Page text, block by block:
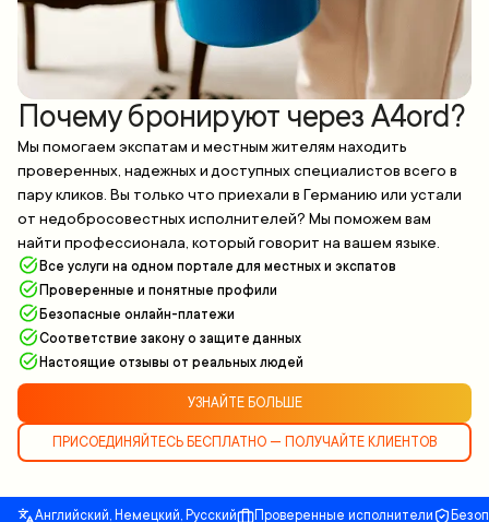
Почему бронируют через A4ord?
Мы помогаем экспатам и местным жителям находить
проверенных, надежных и доступных специалистов всего в
пару кликов. Вы только что приехали в Германию или устали
от недобросовестных исполнителей? Мы поможем вам
найти профессионала, который говорит на вашем языке.
Все услуги на одном портале для местных и экспатов
Проверенные и понятные профили
Безопасные онлайн-платежи
Соответствие закону о защите данных
Настоящие отзывы от реальных людей
УЗНАЙТЕ БОЛЬШЕ
ПРИСОЕДИНЯЙТЕСЬ БЕСПЛАТНО — ПОЛУЧАЙТЕ КЛИЕНТОВ
Английский, Немецкий, Русский Проверенные исполнители